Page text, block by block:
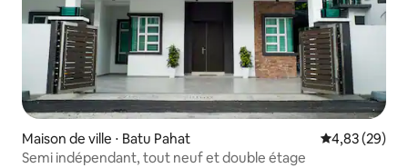
Maison de ville ⋅ Batu Pahat Évaluation
4,83 (29)
Semi indépendant, tout neuf et double étage